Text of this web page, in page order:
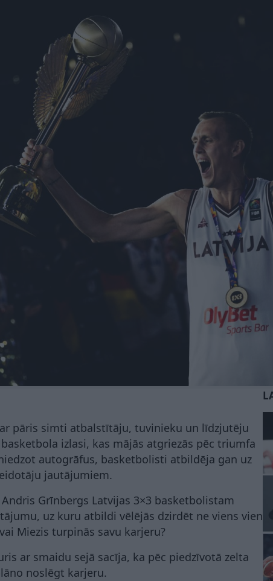
pāris simti atbalstītāju, tuvinieku un līdzjutēju
izlasi, kas mājās atgriezās pēc triumfa
autogrāfus, basketbolisti atbildēja gan uz
jautājumiem.
Grīnbergs Latvijas 3×3 basketbolistam
uz kuru atbildi vēlējās dzirdēt ne viens vien
Miezis turpinās savu karjeru?
ar smaidu sejā sacīja, ka pēc piedzīvotā zelta
noslēgt karjeru.